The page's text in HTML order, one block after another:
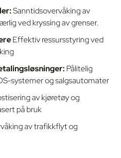
Sanntidsovervåking av
ved kryssing av grenser.
Effektiv ressursstyring ved
Pålitelig
systemer og salgsautomater
av kjøretøy og
på bruk
av trafikkflyt og